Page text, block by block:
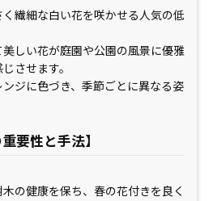
繊細な白い花を咲かせる人気の低
しい花が庭園や公園の風景に優雅
させます。
ジに色づき、季節ごとに異なる姿
要性と手法】
の健康を保ち、春の花付きを良く